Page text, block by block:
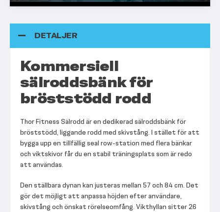
DETALJER
Kommersiell
sälroddsbänk för
bröststödd rodd
Thor Fitness Sälrodd är en dedikerad sälroddsbänk för
bröststödd, liggande rodd med skivstång. I stället för att
bygga upp en tillfällig seal row-station med flera bänkar
och viktskivor får du en stabil träningsplats som är redo
att användas.
Den ställbara dynan kan justeras mellan 57 och 84 cm. Det
gör det möjligt att anpassa höjden efter användare,
skivstång och önskat rörelseomfång. Vikthyllan sitter 26